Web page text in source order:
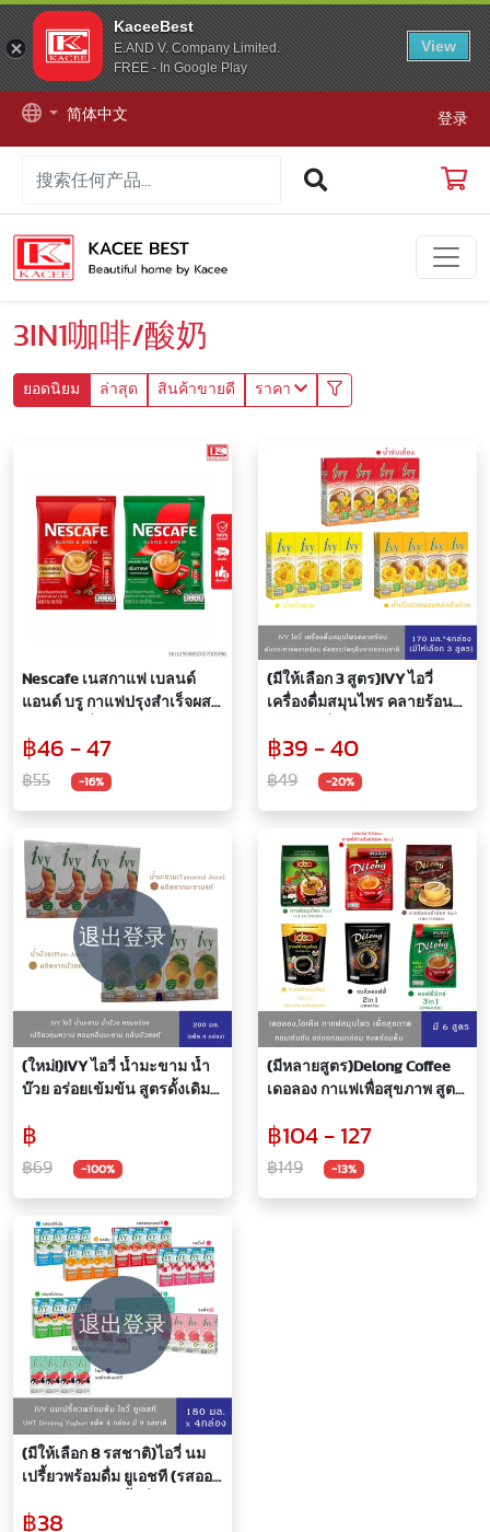
KaceeBest
E.AND V. Company Limited.
FREE - In Google Play
View
简体中文 登录
3IN1咖啡/酸奶
ยอดนิยม ล่าสุด สินค้าขายดี ราคา
Nescafe เนสกาแฟ เบลนด์
แอนด์ บรู กาแฟปรุงสำเร็จผสม
9 ซอง
฿46 - 47
฿55 -16%
(มีให้เลือก 3 สูตร)IVY ไอวี่
เครื่องดื่มสมุนไพร คลายร้อน
170มล.*แพ็ค4กล่อง
฿39 - 40
฿49 -20%
退出登录
(ใหม่!)IVY ไอวี่ น้ำมะขาม น้ำ
บ๊วย อร่อยเข้มข้น สูตรดั้งเดิม
฿
฿69 -100%
(มีหลายสูตร)Delong Coffee
เดอลอง กาแฟเพื่อสุขภาพ สูตร
4in1,กาแฟดำข้าวสังข์
หยด,กาแฟดำ
สมุนไพร,สมุนไพร 7in 1,คอฟฟี่
฿104 - 127
฿149 -13%
退出登录
(มีให้เลือก 8 รสชาติ)ไอวี่ นม
เปรี้ยวพร้อมดื่ม ยูเอชที (รสออริ
เบอร์รี่,โอ้มาย
฿38